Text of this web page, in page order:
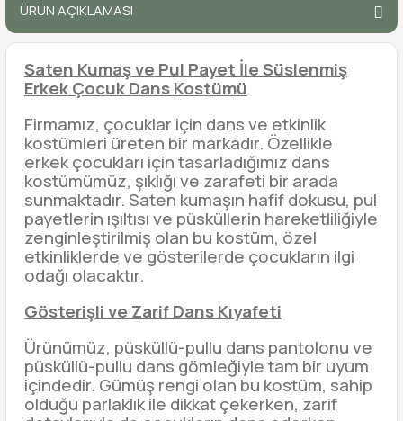
ÜRÜN AÇIKLAMASI
Saten Kumaş ve Pul Payet İle Süslenmiş
Erkek Çocuk Dans Kostümü
Firmamız, çocuklar için dans ve etkinlik
kostümleri üreten bir markadır. Özellikle
erkek çocukları için tasarladığımız dans
kostümümüz, şıklığı ve zarafeti bir arada
sunmaktadır. Saten kumaşın hafif dokusu, pul
payetlerin ışıltısı ve püsküllerin hareketliliğiyle
zenginleştirilmiş olan bu kostüm, özel
etkinliklerde ve gösterilerde çocukların ilgi
odağı olacaktır.
Gösterişli ve Zarif Dans Kıyafeti
Ürünümüz, püsküllü-pullu dans pantolonu ve
püsküllü-pullu dans gömleğiyle tam bir uyum
içindedir. Gümüş rengi olan bu kostüm, sahip
olduğu parlaklık ile dikkat çekerken, zarif